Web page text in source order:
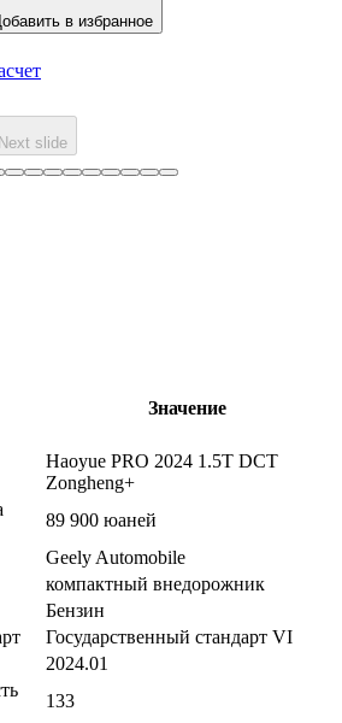
в избранное
Next slide
Значение
Haoyue PRO 2024 1.5T DCT
Zongheng+
89 900 юаней
Geely Automobile
компактный внедорожник
Бензин
Государственный стандарт VI
2024.01
133